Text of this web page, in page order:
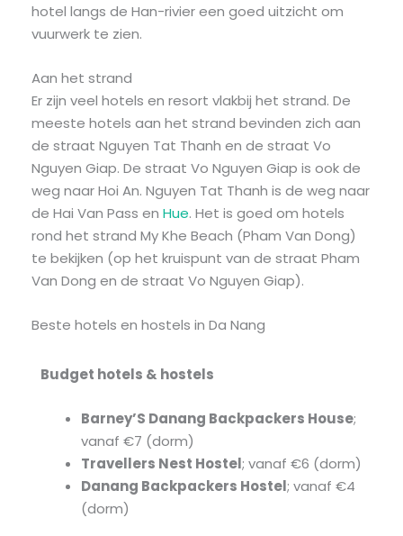
hotel langs de Han-rivier een goed uitzicht om
vuurwerk te zien.
Aan het strand
Er zijn veel hotels en resort vlakbij het strand. De
meeste hotels aan het strand bevinden zich aan
de straat Nguyen Tat Thanh en de straat Vo
Nguyen Giap. De straat Vo Nguyen Giap is ook de
weg naar Hoi An. Nguyen Tat Thanh is de weg naar
de Hai Van Pass en Hue. Het is goed om hotels
rond het strand My Khe Beach (Pham Van Dong)
te bekijken (op het kruispunt van de straat Pham
Van Dong en de straat Vo Nguyen Giap).
Beste hotels en hostels in Da Nang
Budget hotels & hostels
Barney’S Danang Backpackers House;
vanaf €7 (dorm)
Travellers Nest Hostel; vanaf €6 (dorm)
Danang Backpackers Hostel; vanaf €4
(dorm)